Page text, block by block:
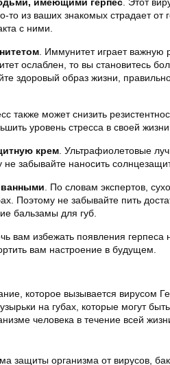
то из ваших знакомых страдает от
с ними.
. Иммунитет играет важную
ослаблен, то вы становитесь
здоровый образ жизни,
также может снизить
уровень стресса в своей жизни.
крем . Ультрафиолетовые
не забывайте наносить
. По словам экспертов,
Поэтому не забывайте пить
бальзамы для губ.
вам избежать появления герпеса
вам настроение в будущем.
которое вызывается вирусом
на губах, которые могут
человека в течение всей
защиты организма от вирусов,